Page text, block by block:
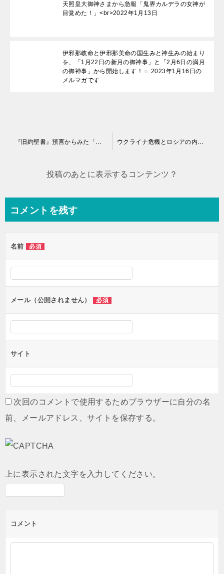
天照皇大御神さまから急報「鬼界カルデラの女神が
目覚めた！」<br>2022年1月13日
伊邪那岐命と伊邪那美命の国生みと神生みの始まり
を、「1月22日の新月の御神事」と「2月6日の満月
の御神事」から開始します！＝ 2023年1月16日の
メルマガです
ー
ョ
ン
『旧約聖書』預言からみた「ウクライナ危機」／現在のウクライナ危機の根源は何か？ ＝ 2022年2月11日のメルマガです ウクライナ危機とロシアの内乱、「ダニエル書」の「東と北からの知らせ」〔ダ11：44〕／トンガの噴火と日付変更線 ＝ 2022年3月9日のメルマガです
投稿のあとに表示するコンテンツ？
コメントを残す
名前 必須
メール（公開されません） 必須
サイト
次回のコメントで使用するためブラウザーに自分の名
前、メールアドレス、サイトを保存する。
上に表示された文字を入力してください。
コメント